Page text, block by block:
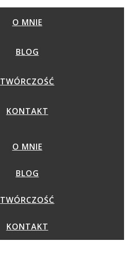
O MNIE
BLOG
TWÓRCZOŚĆ
KONTAKT
O MNIE
BLOG
TWÓRCZOŚĆ
KONTAKT